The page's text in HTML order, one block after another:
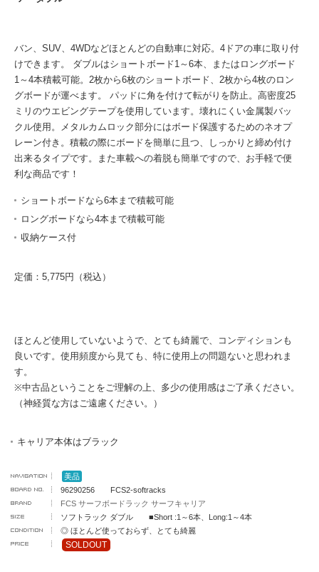
バン、SUV、4WDなどほとんどの自動車に対応。4ドアの車に取り付
けできます。 ダブルはショートボード1～6本、またはロングボード
1～4本積載可能。2枚から6枚のショートボード、2枚から4枚のロン
グボードが運べます。 パッドに角を付けて転がりを防止。高密度25
ミリのウエビングテープを使用しています。壊れにくい金属製バッ
クル使用。メタルカムロック部分にはボード保護するためのネオプ
レーン付き。積載の際にボードを簡単に且つ、しっかりと締め付け
出来るタイプです。また車載への着脱も簡単ですので、お手軽で便
利な商品です！
ショートボードなら6本まで積載可能
ロングボードなら4本まで積載可能
収納ケース付
定価：5,775円（税込）
ほとんど使用していないようで、とても綺麗で、コンディションも
良いです。使用頻度から見ても、特に使用上の問題ないと思われま
す。
※中古品ということをご理解の上、多少の使用感はご了承ください。
（神経質な方はご遠慮ください。）
キャリア本体はブラック
美品
96290256 FCS2-softracks
FCS サーフボードラック サーフキャリア
ソフトラック ダブル ■Short :1～6本、Long:1～4本
◎ ほとんど使っておらず、とても綺麗
SOLDOUT